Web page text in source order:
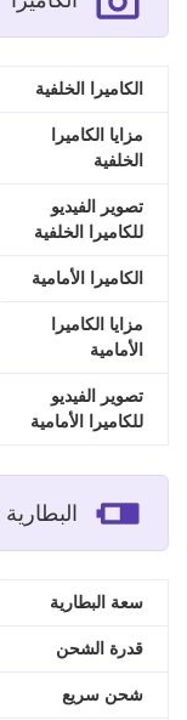
الكاميرا الخلفية
مزايا الكاميرا
الخلفية
تصوير الفيديو
للكاميرا الخلفية
الكاميرا الأمامية
مزايا الكاميرا
الأمامية
تصوير الفيديو
للكاميرا الأمامية
سعة البطارية
قدرة الشحن
شحن سريع